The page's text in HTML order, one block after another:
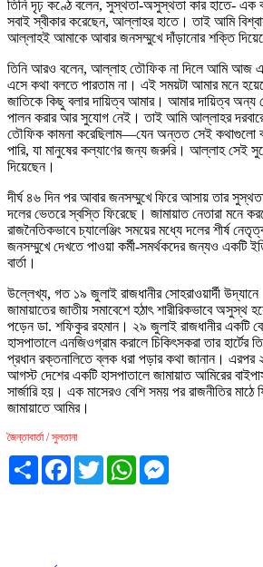
তিনি দৃঢ় কণ্ঠে বলেন, সুস্থতা-অসুস্থতা কার হাতে- এক
সবাই স্বীকার করেছেন, আল্লাহর হাতে। তাই আমি
আল্লাহই আমাকে আবার জনসম্মুখে দাঁড়ানোর শক্তি
তিনি আরও বলেন, আল্লাহ তৌফিক না দিলে আমি আজ
এসে কথা বলতে পারতাম না। এই সময়টা আমার মনে
জাতিকে কিছু বলার দায়িত্ব আমার। আমার দায়িত্ব অন্য
পালন করার আর সুযোগ নেই। তাই আমি আল্লাহর
তৌফিক কামনা করেছিলাম—যেন অন্তত সেই কথাগুলো
পারি, যা মানুষের কল্যাণের জন্য জরুরি। আল্লাহ সেই
দিয়েছেন।
দীর্ঘ ৪৬ দিন পর আবার জনসম্মুখে ফিরে আসায় তার
দলের ভেতরে স্বস্তি ফিরেছে। জামায়াত নেতারা মনে
রাজনৈতিকভাবে চ্যালেঞ্জিং সময়ের মধ্যে দলের শীর্ষ
জনসম্মুখে দেখতে পাওয়া কর্মী-সমর্থকদের জন্যও একটি
বার্তা।
উল্লেখ্য, গত ১৯ জুলাই রাজধানীর সোহরাওয়ার্দী উদ্যানে
জামায়াতের জাতীয় সমাবেশে হঠাৎ শারীরিকভাবে অসুস্থ
পড়েন ডা. শফিকুর রহমান। ২৯ জুলাই রাজধানীর একটি
হাসপাতালে এনজিওগ্রাম করালে চিকিৎসকরা তার হার্টের
প্রধান রক্তনালিতে ব্লক ধরা পড়ার কথা জানান। এরপর
আগস্ট দেশের একটি হাসপাতালে জামায়াত আমিরের
সার্জারি হয়। এক মাসেরও বেশি সময় পর রাজনীতির মাঠে
জামায়াতে আমির।
জৈন্তাবার্তা / সুলতানা
Share Facebook
TwitterWhatsApp